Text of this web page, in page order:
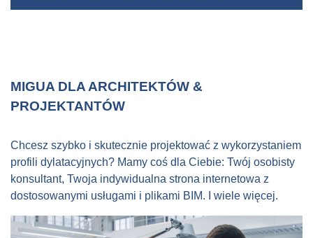
zespołu sprzedaży Migua są do dyspozycji.
MIGUA DLA ARCHITEKTÓW &
PROJEKTANTÓW
Chcesz szybko i skutecznie projektować z wykorzystaniem
profili dylatacyjnych? Mamy coś dla Ciebie: Twój osobisty
konsultant, Twoja indywidualna strona internetowa z
dostosowanymi usługami i plikami BIM. I wiele więcej.